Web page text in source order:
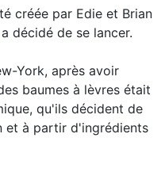
créée par Edie et Brian
décidé de se lancer.
York, après avoir
baumes à lèvres était
qu'ils décident de
et à partir d'ingrédients